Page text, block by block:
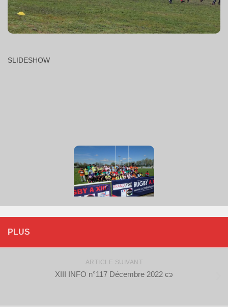
SLIDESHOW
PLUS
ARTICLE SUIVANT
XIII INFO n°117 Décembre 2022 ͼͽ